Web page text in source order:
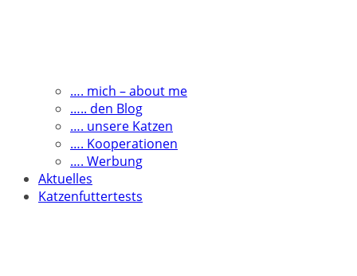
…. mich – about me
….. den Blog
…. unsere Katzen
…. Kooperationen
…. Werbung
Aktuelles
Katzenfuttertests